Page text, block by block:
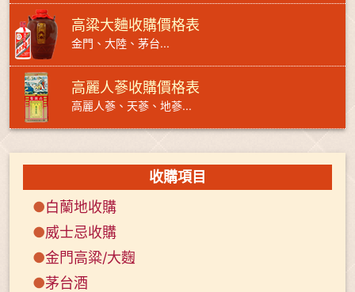
高粱大麯收購價格表
金門、大陸、茅台...
高麗人蔘收購價格表
高麗人蔘、天蔘、地蔘...
收購項目
●白蘭地收購
●威士忌收購
●金門高粱/大麴
●茅台酒